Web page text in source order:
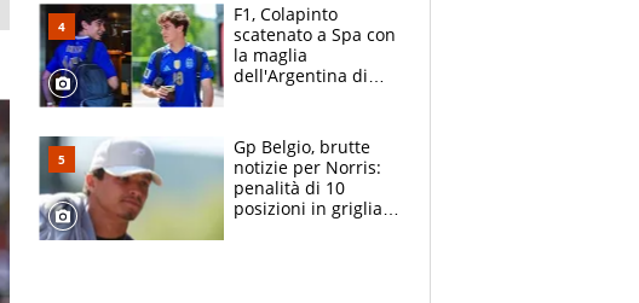
F1, Colapinto
scatenato a Spa con
la maglia
dell'Argentina di
le parolacce"
Gp Belgio, brutte
notizie per Norris:
penalità di 10
posizioni in griglia,